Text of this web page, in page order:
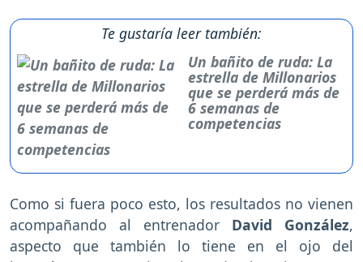
Te gustaría leer también:
Un bañito de ruda: La
estrella de Millonarios
que se perderá más de
6 semanas de
competencias
Como si fuera poco esto, los resultados no vienen
acompañando al entrenador David González,
aspecto que también lo tiene en el ojo del